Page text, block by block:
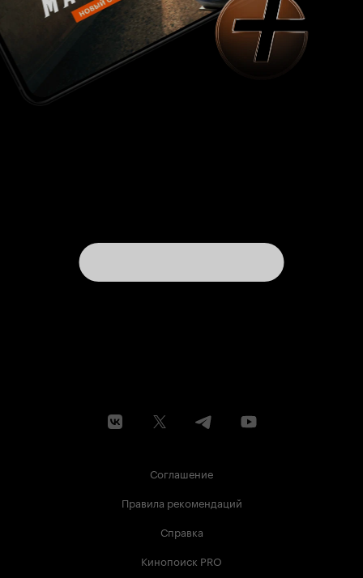
Соглашение
Правила рекомендаций
Справка
Кинопоиск PRO